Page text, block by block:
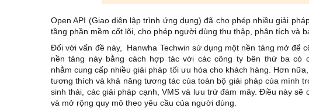
Open API (Giao diện lập trình ứng dụng) đã cho phép nhiều giải
tầng phần mềm cốt lõi, cho phép người dùng thu thập, phân tích và
Đối với vấn đề này, Hanwha Techwin sử dụng một nền tảng mở để
nền tảng này bằng cách hợp tác với các công ty bên thứ ba có
nhằm cung cấp nhiều giải pháp tối ưu hóa cho khách hàng. Hơn
tương thích và khả năng tương tác của toàn bộ giải pháp của mình
sinh thái, các giải pháp cạnh, VMS và lưu trứ đám mây. Điều này
và mở rộng quy mô theo yêu cầu của người dùng.